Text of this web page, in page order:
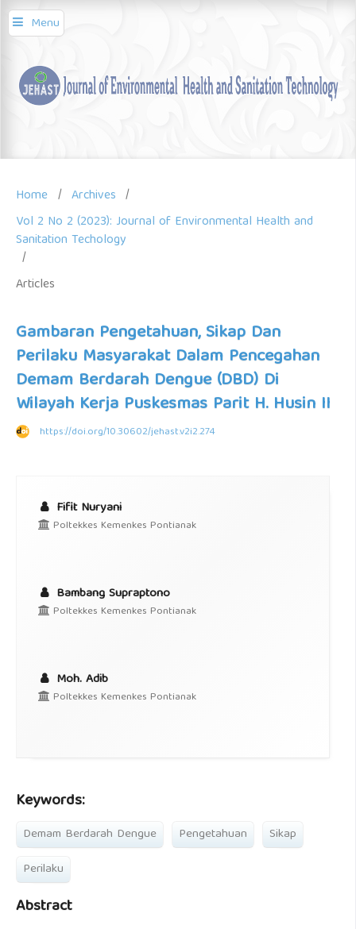
Menu
Home / Archives /
Vol 2 No 2 (2023): Journal of Environmental Health and
Sanitation Techology
/
Articles
Gambaran Pengetahuan, Sikap Dan
Perilaku Masyarakat Dalam Pencegahan
Demam Berdarah Dengue (DBD) Di
Wilayah Kerja Puskesmas Parit H. Husin II
https://doi.org/10.30602/jehast.v2i2.274
Fifit Nuryani
Poltekkes Kemenkes Pontianak
Bambang Supraptono
Poltekkes Kemenkes Pontianak
Moh. Adib
Poltekkes Kemenkes Pontianak
Keywords:
Demam Berdarah Dengue Pengetahuan
Sikap
Perilaku
Abstract